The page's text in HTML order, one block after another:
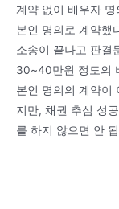
계약 없이 배우자
본인 명의로 계약했
소송이 끝나고 판결
30~40만원 정도의
본인 명의의 계약이
지만, 채권 추심 성
를 하지 않으면 안